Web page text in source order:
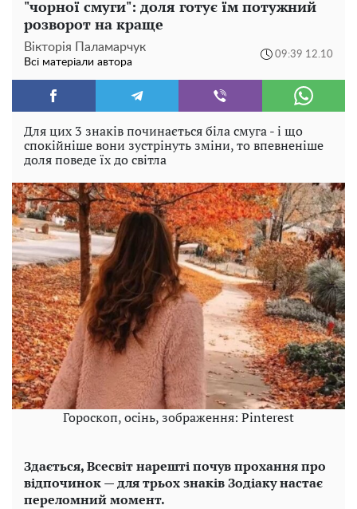
"чорної смуги": доля готує їм потужний
розворот на краще
Вікторія Паламарчук
Всі матеріали автора
09:39 12.10
Для цих 3 знаків починається біла смуга - і що
спокійніше вони зустрінуть зміни, то впевненіше
доля поведе їх до світла
Гороскоп, осінь, зображення: Pinterest
Здається, Всесвіт нарешті почув прохання про
відпочинок — для трьох знаків Зодіаку настає
переломний момент.